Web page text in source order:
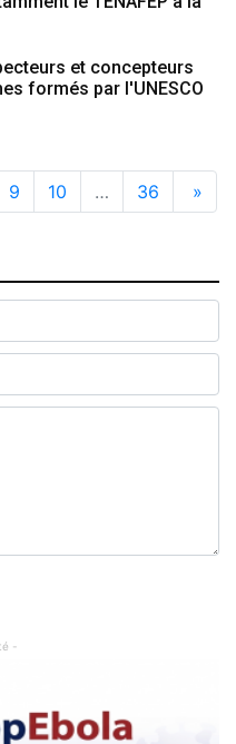
et concepteurs
formés par l'UNESCO
9 10 … 36 »
-